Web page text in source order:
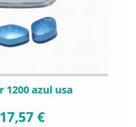
1200 azul usa
17,57 €